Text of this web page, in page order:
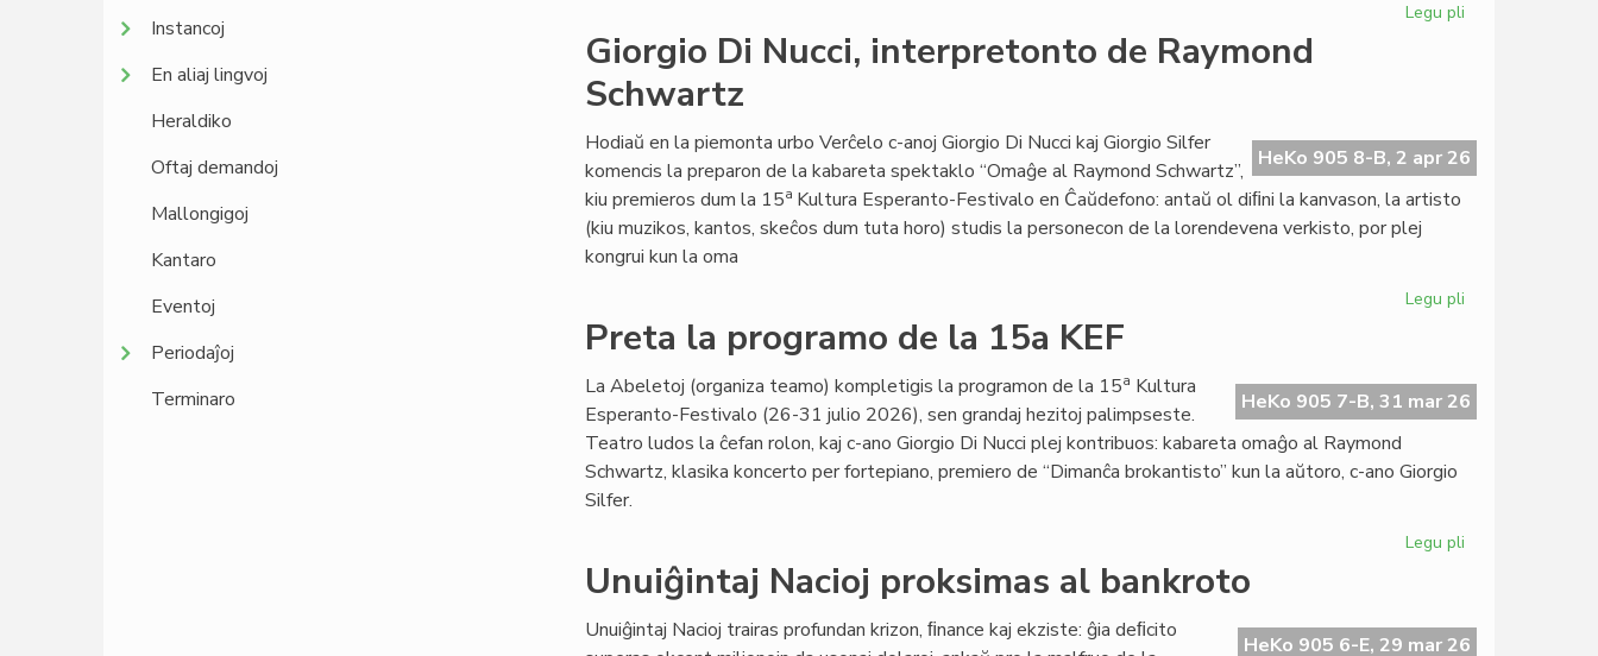
Legu pli
en
2026
Giorgio Di Nucci, interpretonto de Raymond
Schwartz
HeKo 905 8-B, 2 apr 26
Hodiaŭ en la piemonta urbo Verĉelo c-anoj Giorgio Di Nucci kaj Giorgio Silfer
komencis la preparon de la kabareta spektaklo “Omaĝe al Raymond Schwartz”,
kiu premieros dum la 15a Kultura Esperanto-Festivalo en Ĉaŭdefono: antaŭ ol diﬁni la kanvason, la artisto
(kiu muzikos, kantos, skeĉos dum tuta horo) studis la personecon de la lorendevena verkisto, por plej
kongrui kun la oma
Legu pli
interpretonto
de
Preta la programo de la 15a KEF
HeKo 905 7-B, 31 mar 26
La Abeletoj (organiza teamo) kompletigis la programon de la 15a Kultura
Esperanto-Festivalo (26-31 julio 2026), sen grandaj hezitoj palimpseste.
Teatro ludos la ĉefan rolon, kaj c-ano Giorgio Di Nucci plej kontribuos: kabareta omaĝo al Raymond
Schwartz, klasika koncerto per fortepiano, premiero de “Dimanĉa brokantisto” kun la aŭtoro, c-ano Giorgio
Silfer.
Legu pli
de
Unuiĝintaj Nacioj proksimas al bankroto
HeKo 905 6-E, 29 mar 26
Unuiĝintaj Nacioj trairas profundan krizon, ﬁnance kaj ekziste: ĝia deﬁcito
Instancoj
En aliaj lingvoj
Heraldiko
Oftaj demandoj
Mallongigoj
Kantaro
Eventoj
Periodaĵoj
Terminaro